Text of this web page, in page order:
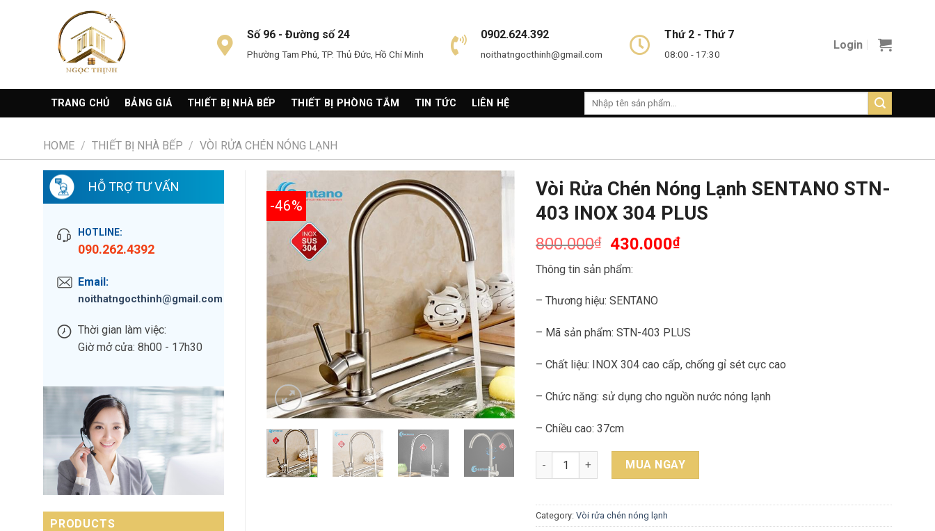
Số 96 - Đường số 24
Phường Tam Phú, TP. Thủ Đức, Hồ Chí Minh
0902.624.392
noithatngocthinh@gmail.com
Thứ 2 - Thứ 7
08:00 - 17:30
Login
TRANG CHỦ BẢNG GIÁ THIẾT BỊ NHÀ BẾP THIẾT BỊ PHÒNG TẮM TIN TỨC LIÊN HỆ
Search
HOME / THIẾT BỊ NHÀ BẾP / VÒI RỬA CHÉN NÓNG LẠNH
HỖ TRỢ TƯ VẤN
HOTLINE:
090.262.4392
Email:
noithatngocthinh@gmail.com
Thời gian làm việc:
Giờ mở cửa: 8h00 - 17h30
PRODUCTS
-46%
Vòi Rửa Chén Nóng Lạnh SENTANO STN-
403 INOX 304 PLUS
800.000₫ 430.000₫
Thông tin sản phẩm:
– Thương hiệu: SENTANO
– Mã sản phẩm: STN-403 PLUS
– Chất liệu: INOX 304 cao cấp, chống gỉ sét cực cao
– Chức năng: sử dụng cho nguồn nước nóng lạnh
– Chiều cao: 37cm
Vòi Rửa Chén Nóng Lạnh SENTANO STN-403 INOX 304 PLUS quantity
MUA NGAY
Category:Vòi rửa chén nóng lạnh